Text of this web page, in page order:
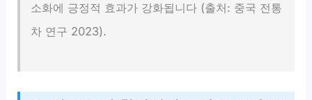
소화에 긍정적 효과가 강화됩니다 (출처: 중국 전통
차 연구 2023).